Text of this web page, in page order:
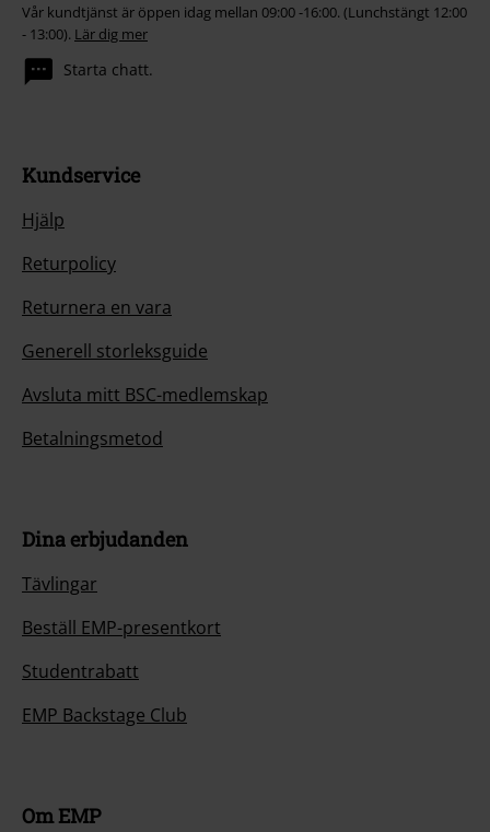
Vår kundtjänst är öppen idag mellan 09:00 -16:00. (Lunchstängt 12:00
- 13:00). Lär dig mer
Starta chatt.
Kundservice
Hjälp
Returpolicy
Returnera en vara
Generell storleksguide
Avsluta mitt BSC-medlemskap
Betalningsmetod
Dina erbjudanden
Tävlingar
Beställ EMP-presentkort
Studentrabatt
EMP Backstage Club
Om EMP